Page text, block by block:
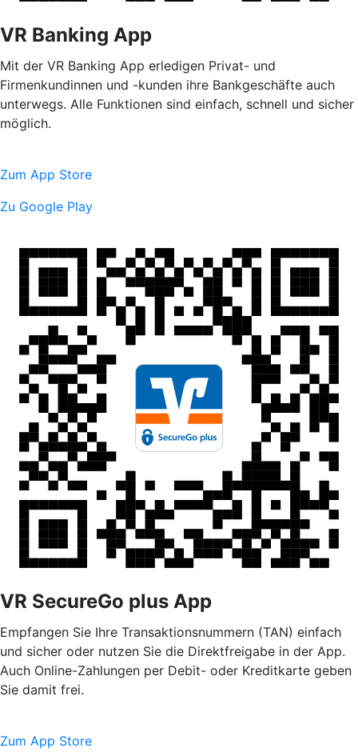
VR Banking App
Mit der VR Banking App erledigen Privat- und
Firmenkundinnen und -kunden ihre Bankgeschäfte auch
unterwegs. Alle Funktionen sind einfach, schnell und sicher
möglich.
Zum App Store
Zu Google Play
VR SecureGo plus App
Empfangen Sie Ihre Transaktionsnummern (TAN) einfach
und sicher oder nutzen Sie die Direktfreigabe in der App.
Auch Online-Zahlungen per Debit- oder Kreditkarte geben
Sie damit frei.
Zum App Store